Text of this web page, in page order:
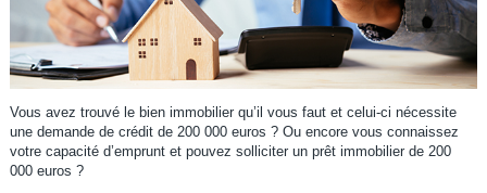
Vous avez trouvé le bien immobilier qu’il vous faut et celui-ci nécessite
une demande de crédit de 200 000 euros ? Ou encore vous connaissez
votre capacité d’emprunt et pouvez solliciter un prêt immobilier de 200
000 euros ?